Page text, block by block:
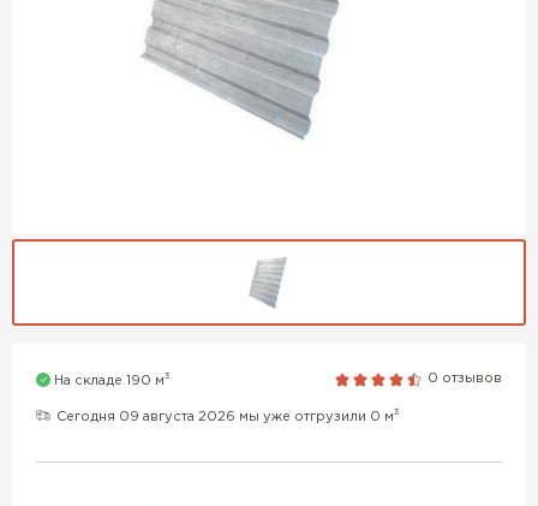
На складе 190 м3 0 отзывов
Сегодня 09 августа 2026 мы уже отгрузили 0 м3